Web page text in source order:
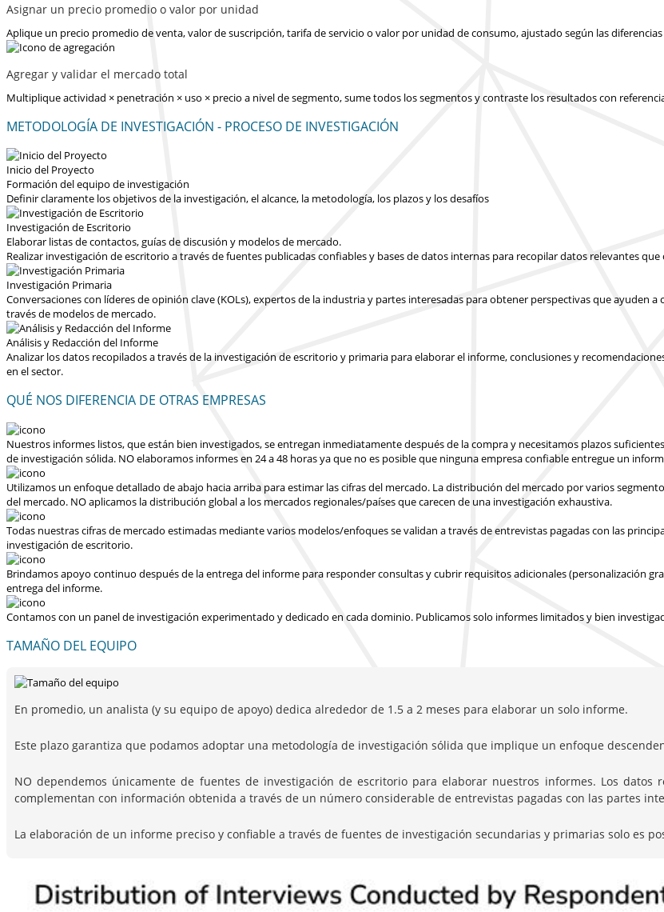
Asignar un precio promedio o valor por unidad
Aplique un precio promedio de venta, valor de suscripción, tarifa de servicio o valor por unidad de consumo, ajustado según las
Agregar y validar el mercado total
Multiplique actividad × penetración × uso × precio a nivel de segmento, sume todos los segmentos y contraste los resultados con
METODOLOGÍA DE INVESTIGACIÓN - PROCESO DE INVESTIGACIÓN
Inicio del Proyecto
Formación del equipo de investigación
Definir claramente los objetivos de la investigación, el alcance, la metodología, los plazos y los desafíos
Investigación de Escritorio
Elaborar listas de contactos, guías de discusión y modelos de mercado.
Realizar investigación de escritorio a través de fuentes publicadas confiables y bases de datos internas para recopilar datos relevantes
Investigación Primaria
Conversaciones con líderes de opinión clave (KOLs), expertos de la industria y partes interesadas para obtener perspectivas que ayuden
través de modelos de mercado.
Análisis y Redacción del Informe
Analizar los datos recopilados a través de la investigación de escritorio y primaria para elaborar el informe, conclusiones y
en el sector.
QUÉ NOS DIFERENCIA DE OTRAS EMPRESAS
Nuestros informes listos, que están bien investigados, se entregan inmediatamente después de la compray necesitamos plazos
de investigación sólida. NO elaboramos informes en 24 a 48 horasya que no es posible que ninguna empresa confiable entregue un
Utilizamos un enfoque detallado de abajo hacia arriba para estimar las cifras del mercado. La distribución del mercado por varios
del mercado. NO aplicamos la distribución global a los mercados regionales/paísesque carecen de una investigación exhaustiva.
Todas nuestras cifras de mercado estimadas mediante varios modelos/enfoques se validan a través de entrevistas pagadas con las
investigación de escritorio.
Brindamos apoyo continuo después de la entrega del informe para responder consultas y cubrir requisitos adicionales (personalización
entrega del informe.
Contamos con un panel de investigación experimentado y dedicado en cada dominio. Publicamos solo informes limitados y bien
TAMAÑO DEL EQUIPO
En promedio, un analista (y su equipo de apoyo) dedica alrededor de 1.5 a 2 meses para elaborar un solo informe.
Este plazo garantiza que podamos adoptar una metodología de investigación sólida que implique un enfoque
NO dependemos únicamente de fuentes de investigación de escritorio para elaborar nuestros informes. Los
complementan con información obtenida a través de un número considerable de entrevistas pagadas con las partes
La elaboración de un informe preciso y confiable a través de fuentes de investigación secundarias y primarias solo es